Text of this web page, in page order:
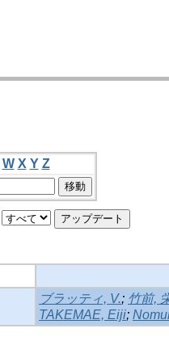
W X Y Z
ブラッティ, V.; 竹前,
TAKEMAE, Eiji;